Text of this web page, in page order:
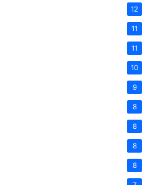
12
11
11
10
9
8
8
8
8